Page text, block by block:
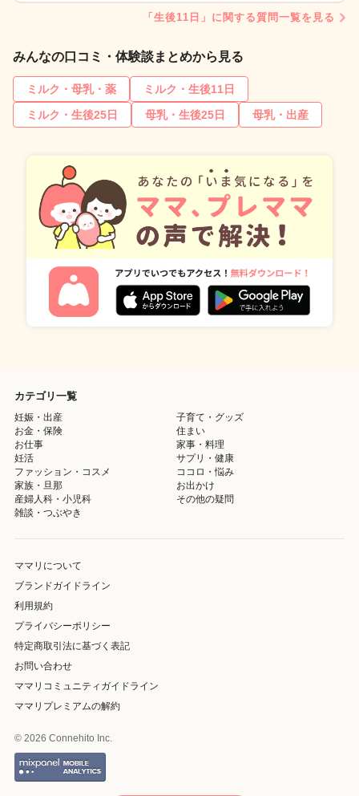
「生後11日」に関する質問一覧を見る
みんなの口コミ・体験談まとめから見る
ミルク・母乳・薬
ミルク・生後11日
ミルク・生後25日
母乳・生後25日 母乳・出産
カテゴリ一覧
妊娠・出産
子育て・グッズ
お金・保険
住まい
お仕事
家事・料理
妊活
サプリ・健康
ファッション・コスメ
ココロ・悩み
家族・旦那
お出かけ
産婦人科・小児科
その他の疑問
雑談・つぶやき
ママリについて
ブランドガイドライン
利用規約
プライバシーポリシー
特定商取引法に基づく表記
お問い合わせ
ママリコミュニティガイドライン
ママリプレミアムの解約
© 2026 Connehito Inc.